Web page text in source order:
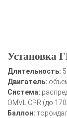
Установка
Длительность:
Двигатель:
Система:
OMVL CPR (до
Баллон: